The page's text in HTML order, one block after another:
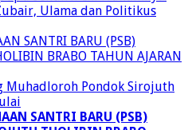
Sendiri? Ini Hukumnya!
Ulama dan Politikus
SANTRI BARU (PSB)
BRABO TAHUN AJARAN
Muhadloroh Pondok Sirojuth